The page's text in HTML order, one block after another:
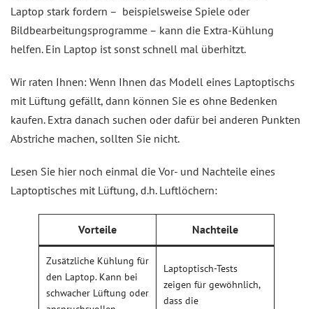
Laptop stark fordern – beispielsweise Spiele oder
Bildbearbeitungsprogramme – kann die Extra-Kühlung
helfen. Ein Laptop ist sonst schnell mal überhitzt.
Wir raten Ihnen: Wenn Ihnen das Modell eines Laptoptischs
mit Lüftung gefällt, dann können Sie es ohne Bedenken
kaufen. Extra danach suchen oder dafür bei anderen Punkten
Abstriche machen, sollten Sie nicht.
Lesen Sie hier noch einmal die Vor- und Nachteile eines
Laptoptisches mit Lüftung, d.h. Luftlöchern:
Vorteile Nachteile
Zusätzliche Kühlung für
den Laptop. Kann bei
schwacher Lüftung oder
Laptoptisch-Tests
zeigen für gewöhnlich,
dass die